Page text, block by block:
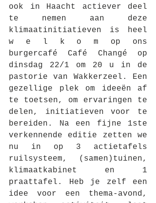
ook in Haacht actiever deel
te nemen aan deze
klimaatinitiatieven is heel
w e l k o m op ons
burgercafé Café Changé op
dinsdag 22/1 om 20 u in de
pastorie van Wakkerzeel. Een
gezellige plek om ideeën af
te toetsen, om ervaringen te
delen, initiatieven voor te
bereiden. Na een fijne 1ste
verkennende editie zetten we
nu in op 3 actietafels
ruilsysteem, (samen)tuinen,
klimaatkabinet en 1
praattafel. Heb je zelf een
idee voor een thema-avond,